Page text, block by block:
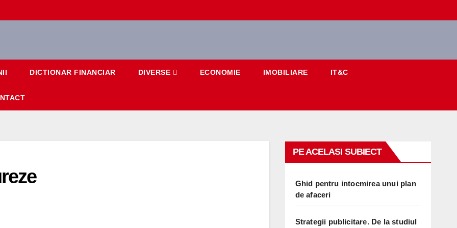
DICTIONAR FINANCIAR DIVERSE ECONOMIE IMOBILIARE IT&C
PE ACELASI SUBIECT
Ghid pentru intocmirea unui plan
de afaceri
Strategii publicitare. De la studiul